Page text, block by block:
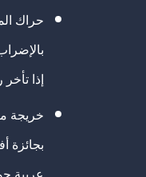
حراك
إذا
خريجة
بجائزة